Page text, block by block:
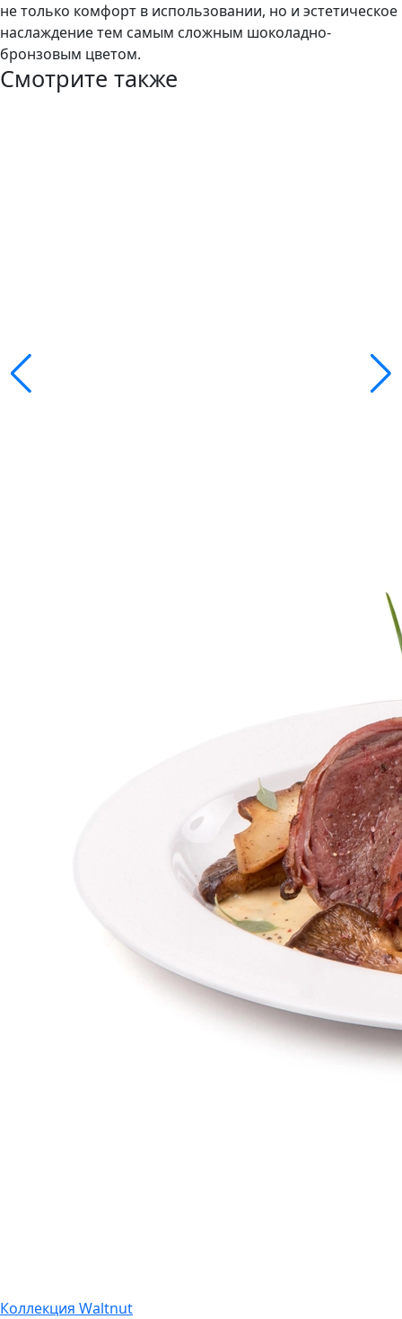
не только комфорт в использовании, но и эстетическое
наслаждение тем самым сложным шоколадно-
бронзовым цветом.
Смотрите также
Коллекция Waltnut